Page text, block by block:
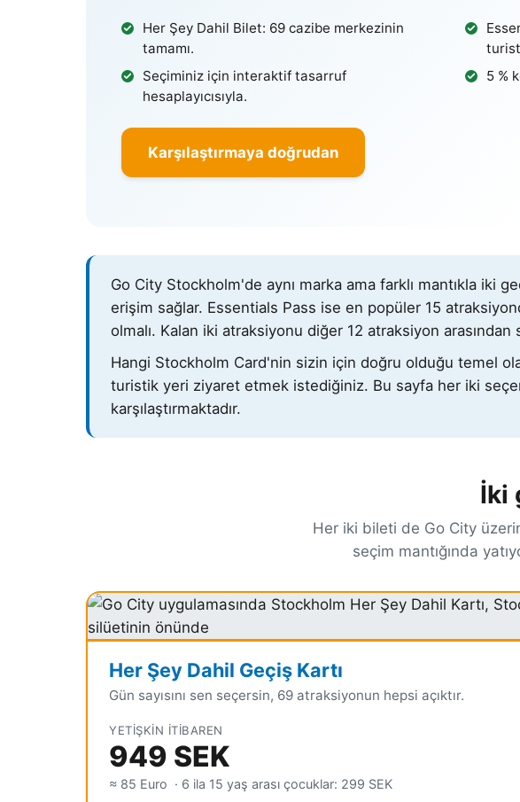
Her Şey Dahil Bilet: 69 cazibe merkezinin
tamamı.
Seçiminiz için interaktif tasarruf
hesaplayıcısıyla.
5 %
Karşılaştırmaya doğrudan
Go City Stockholm'de aynı marka ama farklı mantıkla iki
erişim sağlar. Essentials Pass ise en popüler 15
olmalı. Kalan iki atraksiyonu diğer 12 atraksiyon
Hangi Stockholm Card'nin sizin için doğru olduğu temel
turistik yeri ziyaret etmek istediğiniz. Bu sayfa her iki
karşılaştırmaktadır.
İki
Her iki bileti de Go City
seçim mantığında
Her Şey Dahil Geçiş Kartı
Gün sayısını sen seçersin, 69 atraksiyonun hepsi açıktır.
YETIŞKIN ITIBAREN
949 SEK
≈ 85 Euro · 6 ila 15 yaş arası çocuklar: 299 SEK